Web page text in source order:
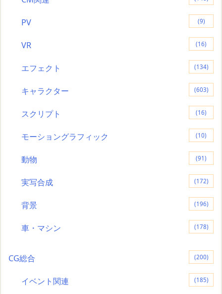
PV (9)
VR (16)
エフェクト (134)
キャラクター (603)
スクリプト (16)
モーショングラフィック (10)
動物 (91)
実写合成 (172)
背景 (196)
車・マシン (178)
CG総合 (200)
イベント関連 (185)